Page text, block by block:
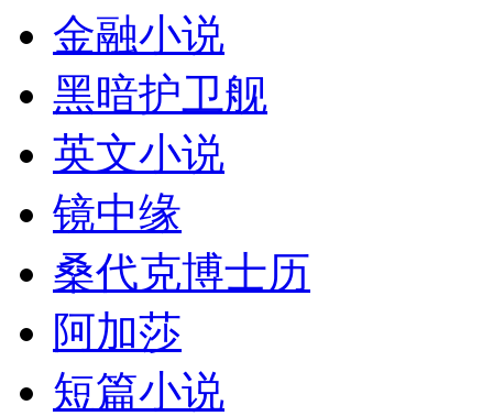
金融小说
黑暗护卫舰
英文小说
镜中缘
桑代克博士历
阿加莎
短篇小说